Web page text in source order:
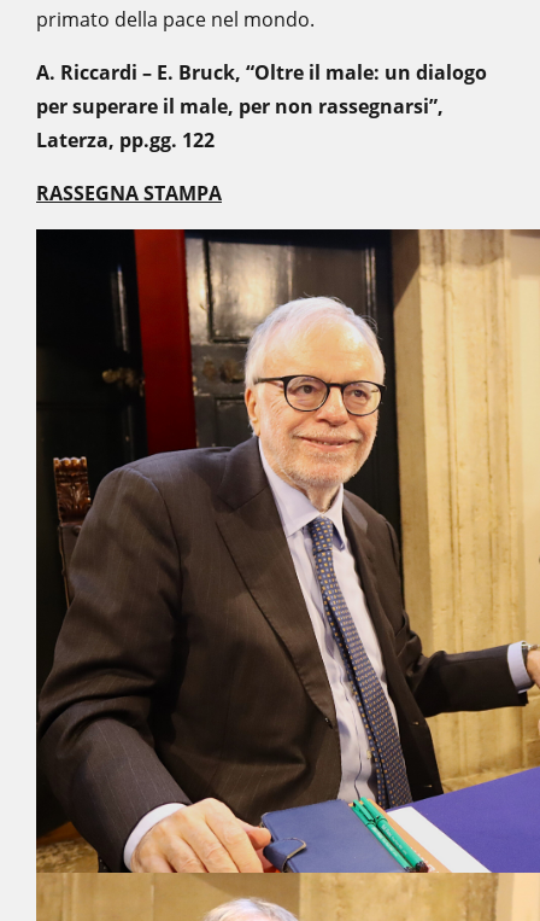
primato della pace nel mondo.
A. Riccardi – E. Bruck, “Oltre il male: un dialogo
per superare il male, per non rassegnarsi”,
Laterza, pp.gg. 122
RASSEGNA STAMPA